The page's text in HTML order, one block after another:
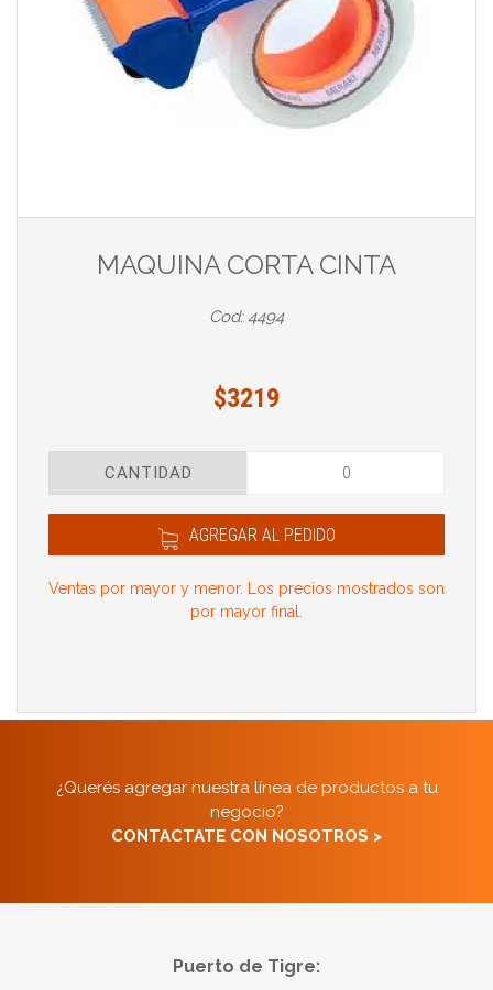
MAQUINA CORTA CINTA
Cod: 4494
$3219
CANTIDAD
AGREGAR AL PEDIDO
Ventas por mayor y menor. Los precios mostrados son
por mayor final.
¿Querés agregar nuestra línea de productos a tu
negocio?
CONTACTATE CON NOSOTROS >
Puerto de Tigre: